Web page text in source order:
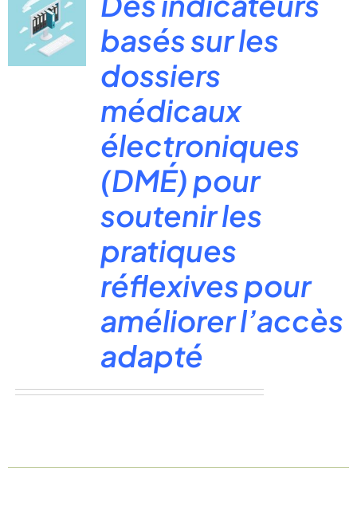
basés sur les
dossiers
médicaux
électroniques
(DMÉ) pour
soutenir les
pratiques
réflexives pour
améliorer l’accès
adapté